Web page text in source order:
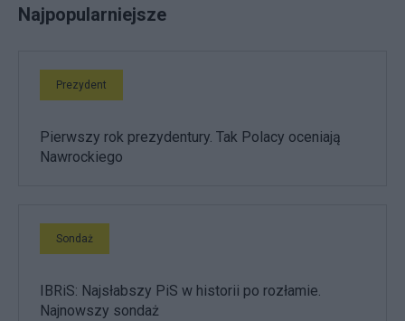
Najpopularniejsze
Prezydent
Pierwszy rok prezydentury. Tak Polacy oceniają
Nawrockiego
Sondaż
IBRiS: Najsłabszy PiS w historii po rozłamie.
Najnowszy sondaż